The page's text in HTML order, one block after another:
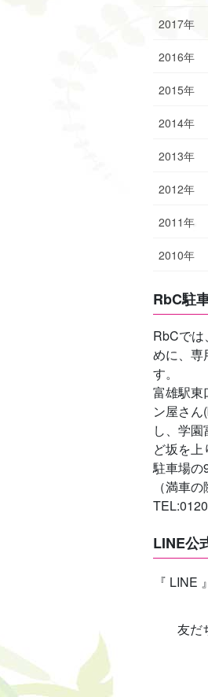
2017年
2016年
2015年
2014年
2013年
2012年
2011年
2010年
RbC駐
RbCでは
めに、専
す。
富雄駅東
ン屋さ
し、学
ど坂を
駐車場の
（満車
LINE公
『 LINE
友だ